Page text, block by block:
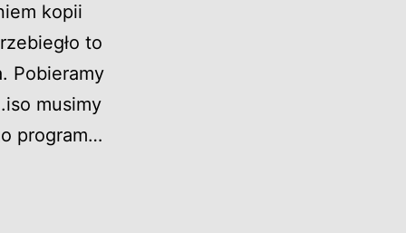
kopii
to
Pobieramy
musimy
program…